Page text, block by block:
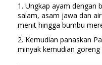
1. Ungkap ayam dengan
salam, asam jawa dan
menit hingga bumbu
2. Kemudian panaskan
minyak kemudian